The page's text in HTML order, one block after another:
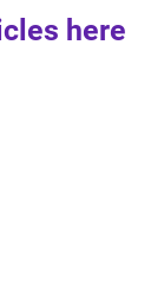
here